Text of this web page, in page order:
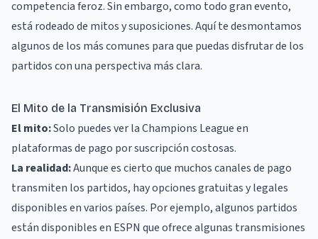
competencia feroz. Sin embargo, como todo gran evento,
está rodeado de mitos y suposiciones. Aquí te desmontamos
algunos de los más comunes para que puedas disfrutar de los
partidos con una perspectiva más clara.
El Mito de la Transmisión Exclusiva
El mito:Solo puedes ver la Champions League en
plataformas de pago por suscripción costosas.
La realidad:Aunque es cierto que muchos canales de pago
transmiten los partidos, hay opciones gratuitas y legales
disponibles en varios países. Por ejemplo, algunos partidos
están disponibles en ESPN que ofrece algunas transmisiones